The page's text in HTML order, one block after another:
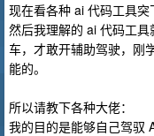
现在看各种 ai 代码工具突
然后我理解的 ai 代码工
车，才敢开辅助驾驶，刚
能的。
所以请教下各种大佬：
我的目的是能够自己驾驭